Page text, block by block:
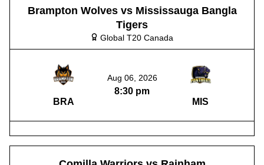
Brampton Wolves vs Mississauga Bangla
Tigers
Global T20 Canada
BRA
Aug 06, 2026
8:30 pm
MIS